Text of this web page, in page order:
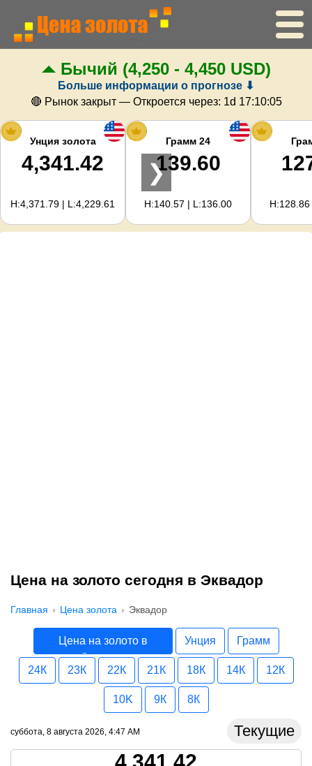
Главная
Цена золота
Цена серебра
Калькулятор золота
Для вебмастеров
Бычий (4,250 - 4,450 USD)
Больше информации о прогнозе ⬇
🔴 Рынок закрыт — Откроется через: 1d 17:10:05
Унция золота
4,341.42
H:4,371.79 | L:4,229.61
Грамм 24
139.60
H:140.57 | L:136.00
❯
Цена на золото сегодня в Эквадор
Главная Цена золота Эквадор
Цена на золото в
Эквадор
Унция Грамм
24К 23К 22К 21К 18К 14К 12К
10K 9К 8К
суббота, 8 августа 2026, 4:47 AM Текущие
4,341.42